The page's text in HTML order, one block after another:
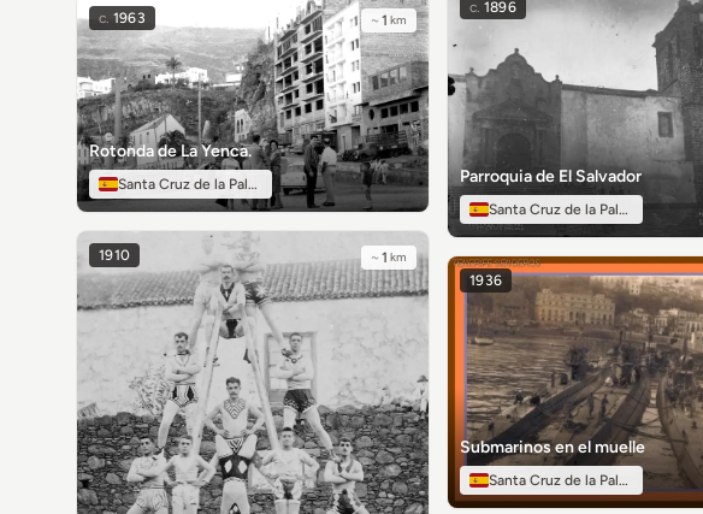
c. 1963 ~ 1 km
Rotonda de La Yenca.
Santa Cruz de la Palma
1910 ~ 1 km
c. 1896
Parroquia de El Salvador
Santa Cruz de la Palma
1936
Submarinos en el muelle
Santa Cruz de la Palma